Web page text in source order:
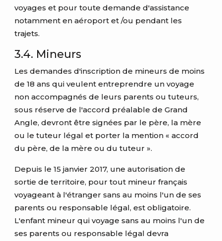
voyages et pour toute demande d'assistance
notamment en aéroport et /ou pendant les
trajets.
3.4. Mineurs
Les demandes d'inscription de mineurs de moins
de 18 ans qui veulent entreprendre un voyage
non accompagnés de leurs parents ou tuteurs,
sous réserve de l'accord préalable de Grand
Angle, devront être signées par le père, la mère
ou le tuteur légal et porter la mention « accord
du père, de la mère ou du tuteur ».
Depuis le 15 janvier 2017, une autorisation de
sortie de territoire, pour tout mineur français
voyageant à l'étranger sans au moins l'un de ses
parents ou responsable légal, est obligatoire.
L'enfant mineur qui voyage sans au moins l'un de
ses parents ou responsable légal devra